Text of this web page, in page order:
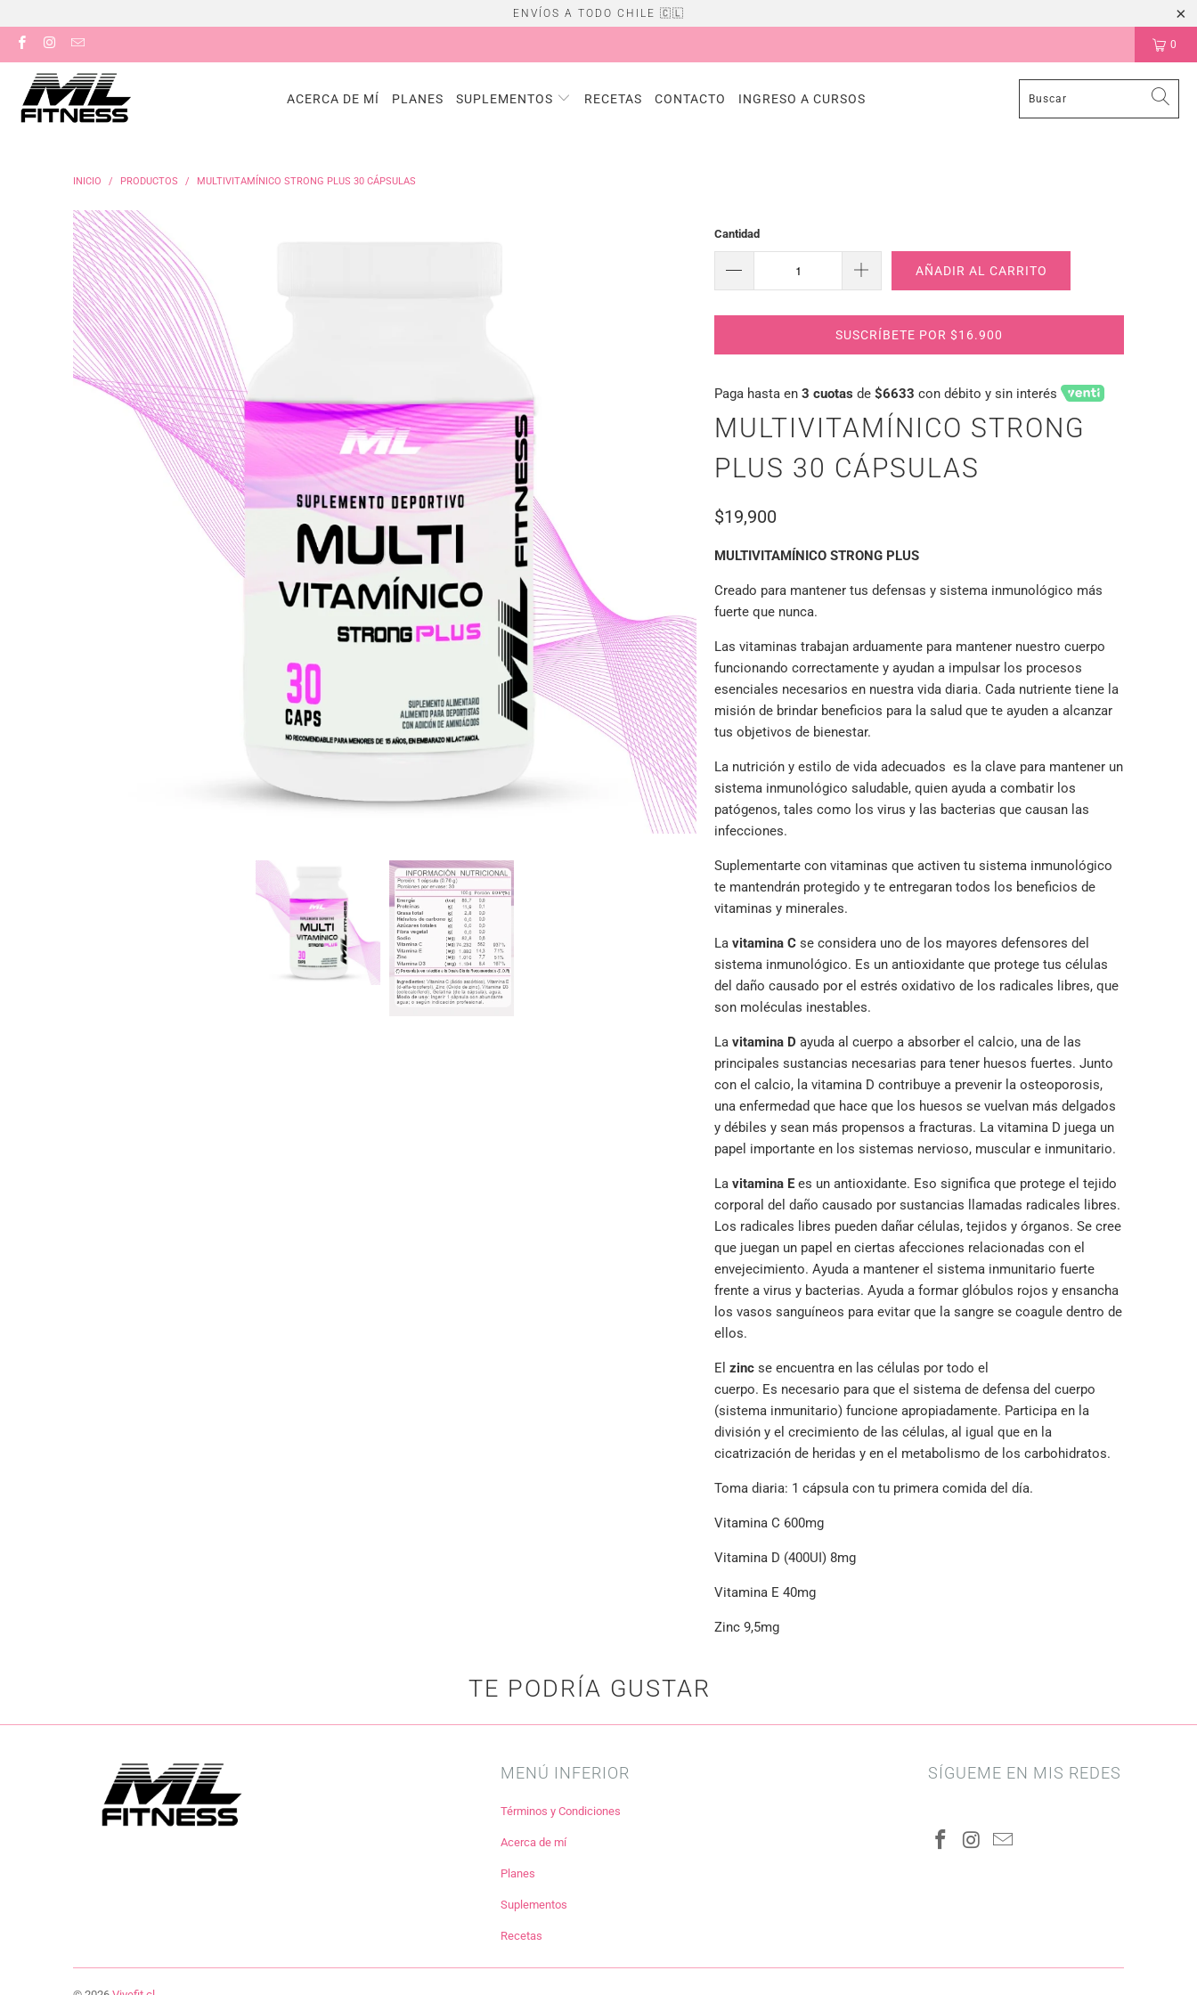
ENVÍOS A TODO CHILE 🇨🇱
0
ACERCA DE MÍ PLANES SUPLEMENTOS RECETAS CONTACTO INGRESO A CURSOS
INICIO / PRODUCTOS / MULTIVITAMÍNICO STRONG PLUS 30 CÁPSULAS
Cantidad
AÑADIR AL CARRITO
SUSCRÍBETE POR $16.900
Paga hasta en 3 cuotas de $6633 con débito y sin interés
MULTIVITAMÍNICO STRONG
PLUS 30 CÁPSULAS
$19,900
MULTIVITAMÍNICO STRONG PLUS
Creado para mantener tus defensas y sistema inmunológico más
fuerte que nunca.
Las vitaminas trabajan arduamente para mantener nuestro cuerpo
funcionando correctamente y ayudan a impulsar los procesos
esenciales necesarios en nuestra vida diaria. Cada nutriente tiene la
misión de brindar beneficios para la salud que te ayuden a alcanzar
tus objetivos de bienestar.
La nutrición y estilo de vida adecuados es la clave para mantener un
sistema inmunológico saludable, quien ayuda a combatir los
patógenos, tales como los virus y las bacterias que causan las
infecciones.
Suplementarte con vitaminas que activen tu sistema inmunológico
te mantendrán protegido y te entregaran todos los beneficios de
vitaminas y minerales.
La vitamina C se considera uno de los mayores defensores del
sistema inmunológico. Es un antioxidante que protege tus células
del daño causado por el estrés oxidativo de los radicales libres, que
son moléculas inestables.
La vitamina D ayuda al cuerpo a absorber el calcio, una de las
principales sustancias necesarias para tener huesos fuertes. Junto
con el calcio, la vitamina D contribuye a prevenir la osteoporosis,
una enfermedad que hace que los huesos se vuelvan más delgados
y débiles y sean más propensos a fracturas. La vitamina D juega un
papel importante en los sistemas nervioso, muscular e inmunitario.
La vitamina E es un antioxidante. Eso significa que protege el tejido
corporal del daño causado por sustancias llamadas radicales libres.
Los radicales libres pueden dañar células, tejidos y órganos. Se cree
que juegan un papel en ciertas afecciones relacionadas con el
envejecimiento. Ayuda a mantener el sistema inmunitario fuerte
frente a virus y bacterias. Ayuda a formar glóbulos rojos y ensancha
los vasos sanguíneos para evitar que la sangre se coagule dentro de
ellos.
El zinc se encuentra en las células por todo el
cuerpo. Es necesario para que el sistema de defensa del cuerpo
(sistema inmunitario) funcione apropiadamente. Participa en la
división y el crecimiento de las células, al igual que en la
cicatrización de heridas y en el metabolismo de los carbohidratos.
Toma diaria: 1 cápsula con tu primera comida del día.
Vitamina C 600mg
Vitamina D (400UI) 8mg
Vitamina E 40mg
Zinc 9,5mg
TE PODRÍA GUSTAR
MENÚ INFERIOR
Términos y Condiciones
Acerca de mí
Planes
Suplementos
Recetas
SÍGUEME EN MIS REDES